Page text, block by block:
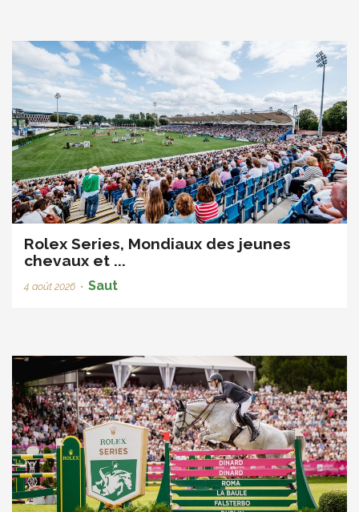
Rolex Series, Mondiaux des jeunes
chevaux et ...
4 août 2026 • Saut